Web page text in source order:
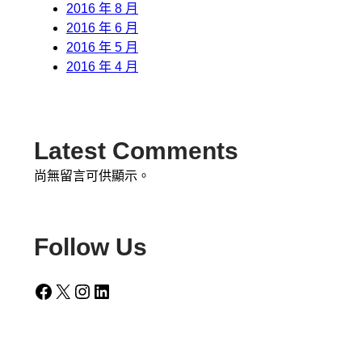
2016 年 8 月
2016 年 6 月
2016 年 5 月
2016 年 4 月
Latest Comments
尚無留言可供顯示。
Follow Us
Facebook X Instagram LinkedIn